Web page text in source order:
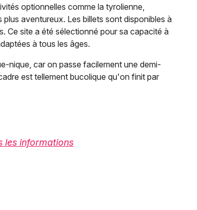
optionnelles comme la tyrolienne,
aventureux. Les billets sont disponibles à
Ce site a été sélectionné pour sa capacité à
à tous les âges.
nique, car on passe facilement une demi-
est tellement bucolique qu'on finit par
les informations